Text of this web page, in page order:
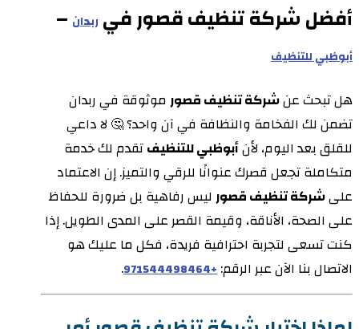
أفضل شركة تنظيف قصور في ربدان –
أبوظبي للتنظيف
هل تبحث عنشركة تنظيف قصور موثوقة في ربدان
تضمن لك الفخامة والنظافة في آن واحد؟ 🤔 لا داعي
للقلق بعد اليوم، لأنأبوظبي للتنظيفتقدم لك خدمة
متكاملة تجعل قصرك عنوانًا للرقي والتميز. إن الاعتماد
علىشركة تنظيف قصور ليس رفاهية بل ضرورة للحفاظ
على الصحة، الأناقة، وقيمة القصر على المدى الطويل. إذا
كنت تسعى لتجربة احترافية فريدة، فكل ما عليك هو
الاتصال بنا الآن عبر الرقم:+971544498464
.